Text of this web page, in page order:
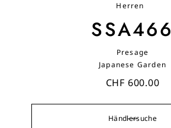
Herren
SSA466
Presage
Japanese Garden
CHF 600.00
Händlersuche